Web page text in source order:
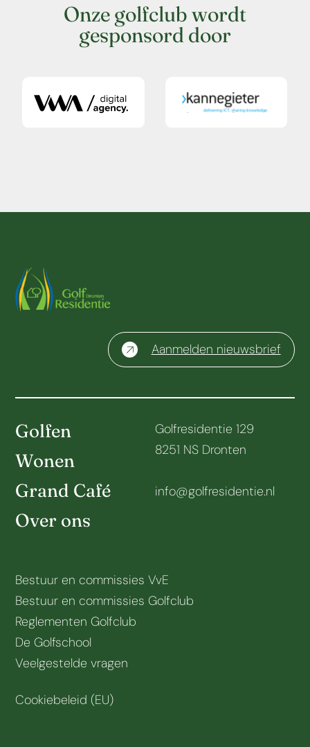
Onze golfclub wordt
gesponsord door
Aanmelden nieuwsbrief
Golfen
Wonen
Grand Café
Over ons
Golfresidentie 129
8251 NS Dronten
info@golfresidentie.nl
Bestuur en commissies VvE
Bestuur en commissies Golfclub
Reglementen Golfclub
De Golfschool
Veelgestelde vragen
Cookiebeleid (EU)